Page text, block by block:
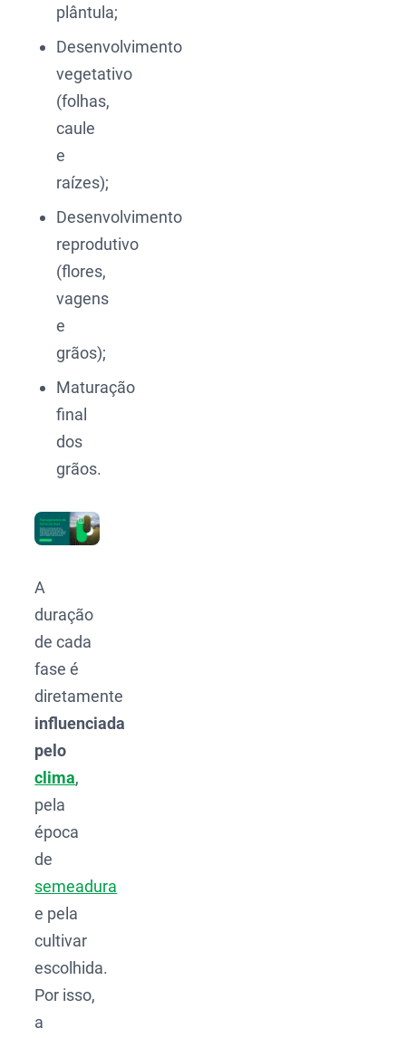
plântula;
Desenvolvimento
vegetativo
(folhas,
caule
e
raízes);
Desenvolvimento
reprodutivo
(flores,
vagens
e
grãos);
Maturação
final
dos
grãos.
A
duração
de cada
fase é
diretamente
influenciada
pelo
clima,
pela
época
de
semeadura
e pela
cultivar
escolhida.
Por isso,
a